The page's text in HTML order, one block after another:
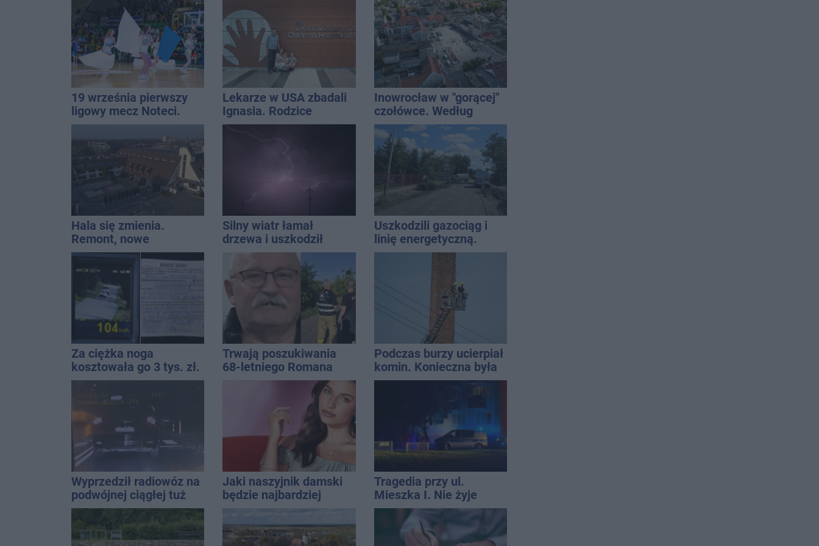
znaleziono ciało
mężczyzny
19 września pierwszy
ligowy mecz Noteci.
Znamy cały terminarz
Lekarze w USA zbadali
Ignasia. Rodzice
przekazali wieści
Inowrocław w "gorącej"
czołówce. Według
analizy Onetu nasze
miasto jest jednym z
najbardziej narażonych
na upały
Hala się zmienia.
Remont, nowe
nagłośnienie, a przed
wejściem stanie
QEMETICA ARENA
Silny wiatr łamał
drzewa i uszkodził
dach. To nie koniec
Uszkodzili gazociąg i
linię energetyczną.
Interweniowały służby
Za ciężka noga
kosztowała go 3 tys. zł.
Do tego 13 punktów
Trwają poszukiwania
68-letniego Romana
Podczas burzy ucierpiał
komin. Konieczna była
interwencja strażaków
Wyprzedził radiowóz na
podwójnej ciągłej tuż
przed pasami
Jaki naszyjnik damski
będzie najbardziej
uniwersalny? Modele,
które pasują do wielu
stylizacji
Tragedia przy ul.
Mieszka I. Nie żyje
osoba, która wypadła z
czwartego piętra